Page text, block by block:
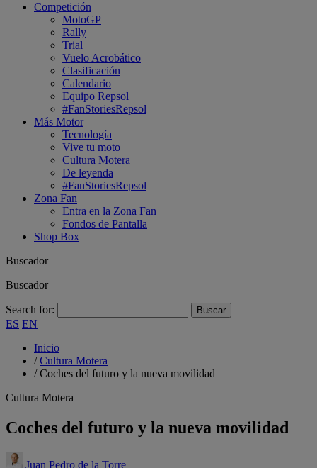
Competición
MotoGP
Rally
Trial
Vuelo Acrobático
Clasificación
Calendario
Equipo Repsol
#FanStoriesRepsol
Más Motor
Tecnología
Vive tu moto
Cultura Motera
De leyenda
#FanStoriesRepsol
Zona Fan
Entra en la Zona Fan
Fondos de Pantalla
Shop Box
Buscador
Buscador
Search for:
ES EN
Inicio
/Cultura Motera
/Coches del futuro y la nueva movilidad
Cultura Motera
Coches del futuro y la nueva movilidad
Juan Pedro de la Torre